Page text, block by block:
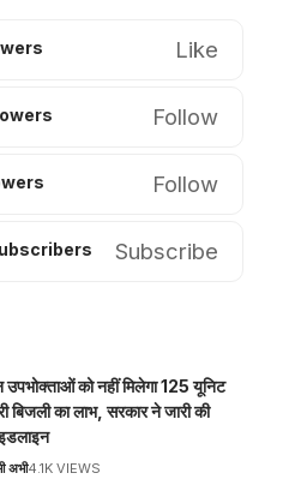
Like
Follow
Follow
Subscribe
उपभोक्ताओं को नहीं मिलेगा 125 यूनिट
बिजली का लाभ, सरकार ने जारी की
अभी4.1K VIEWS